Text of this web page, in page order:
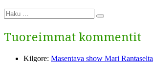
Etsi:
Haku
Tuoreimmat kommentit
Kilgore: Masentava show Mari Rantaselta